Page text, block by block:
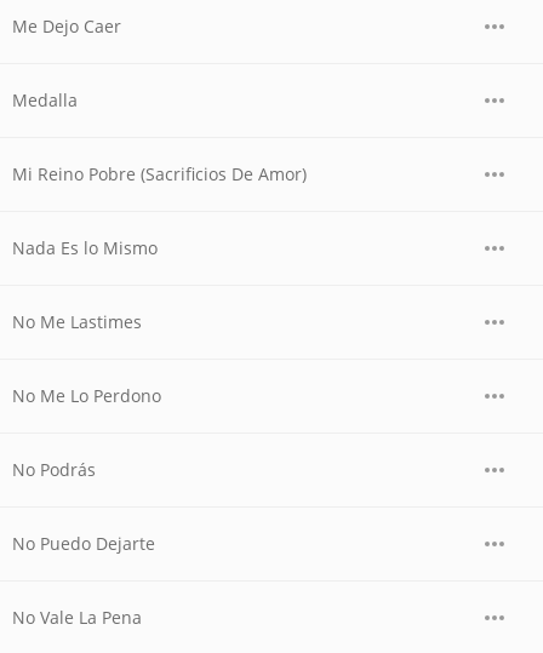
Me Dejo Caer
Medalla
Mi Reino Pobre (Sacrificios De Amor)
Nada Es lo Mismo
No Me Lastimes
No Me Lo Perdono
No Podrás
No Puedo Dejarte
No Vale La Pena